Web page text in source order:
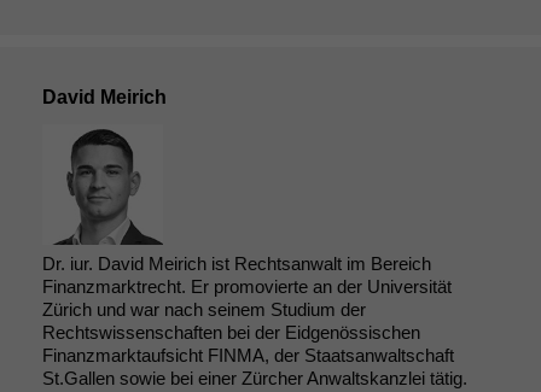
David Meirich
Dr. iur. David Meirich ist Rechtsanwalt im Bereich
Finanzmarktrecht. Er promovierte an der Universität
Zürich und war nach seinem Studium der
Rechtswissenschaften bei der Eidgenössischen
Finanzmarktaufsicht FINMA, der Staatsanwaltschaft
St.Gallen sowie bei einer Zürcher Anwaltskanzlei tätig.